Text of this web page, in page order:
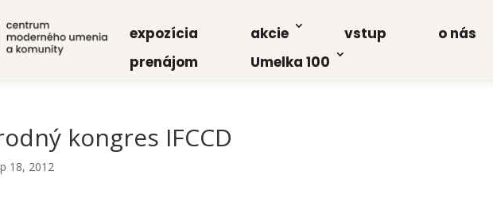
expo­zí­cia akcie vstup o nás
pre­ná­jom
Umel­ka 100
kon­gres IFCCD
18, 2012